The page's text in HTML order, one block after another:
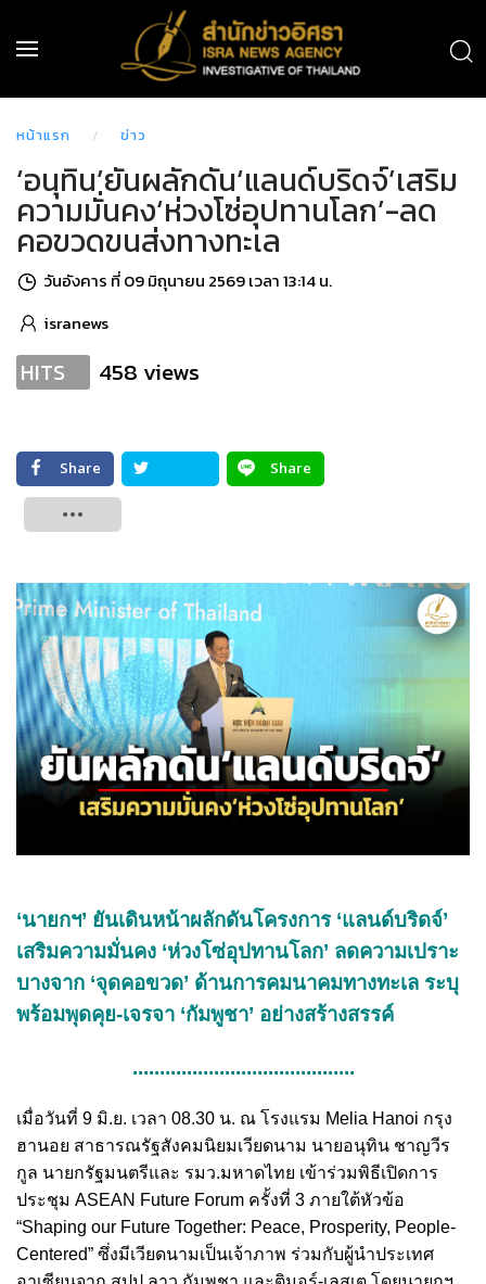
หน้าแรก ข่าว
‘อนุทิน’ยันผลักดัน‘แลนด์บริดจ์’เสริม
ความมั่นคง‘ห่วงโซ่อุปทานโลก’-ลด
คอขวดขนส่งทางทะเล
วันอังคาร ที่ 09 มิถุนายน 2569 เวลา 13:14 น.
isranews
HITS 458 views
Share
Share
‘นายกฯ’ ยันเดินหน้าผลักดันโครงการ ‘แลนด์บริดจ์’
เสริมความมั่นคง ‘ห่วงโซ่อุปทานโลก’ ลดความเปราะ
บางจาก ‘จุดคอขวด’ ด้านการคมนาคมทางทะเล ระบุ
พร้อมพุดคุย-เจรจา ‘กัมพูชา’ อย่างสร้างสรรค์
.........................................
เมื่อวันที่ 9 มิ.ย. เวลา 08.30 น. ณ โรงแรม Melia Hanoi กรุง
ฮานอย สาธารณรัฐสังคมนิยมเวียดนาม นายอนุทิน ชาญวีร
กูล นายกรัฐมนตรีและ รมว.มหาดไทย เข้าร่วมพิธีเปิดการ
ประชุม ASEAN Future Forum ครั้งที่ 3 ภายใต้หัวข้อ
“Shaping our Future Together: Peace, Prosperity, People-
Centered” ซึ่งมีเวียดนามเป็นเจ้าภาพ ร่วมกับผู้นำประเทศ